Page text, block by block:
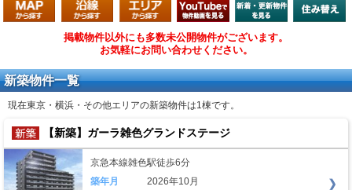
掲載物件以外にも多数未公開物件がございます。
お気軽にお問い合わせください。
新築物件一覧
現在東京・横浜・その他エリアの新築物件は1棟です。
【新築】ガーラ雑色グランドステージ
京急本線雑色駅徒歩6分
築年月
2026年10月